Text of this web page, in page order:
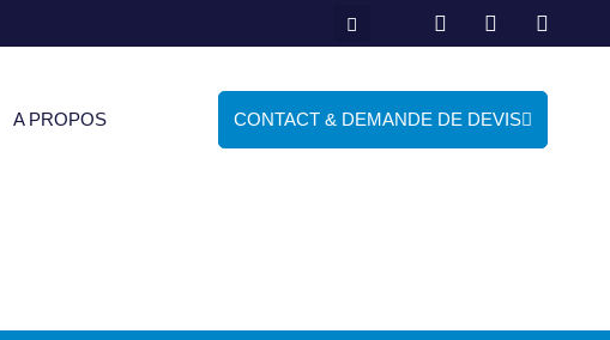
A PROPOS CONTACT & DEMANDE DE DEVIS